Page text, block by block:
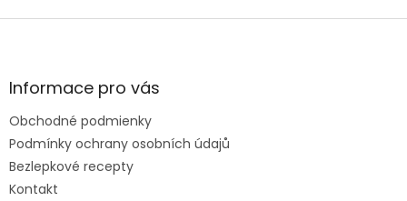
Z
ä
e
Informace pro vás
Obchodné podmienky
Podmínky ochrany osobních údajů
Bezlepkové recepty
Kontakt